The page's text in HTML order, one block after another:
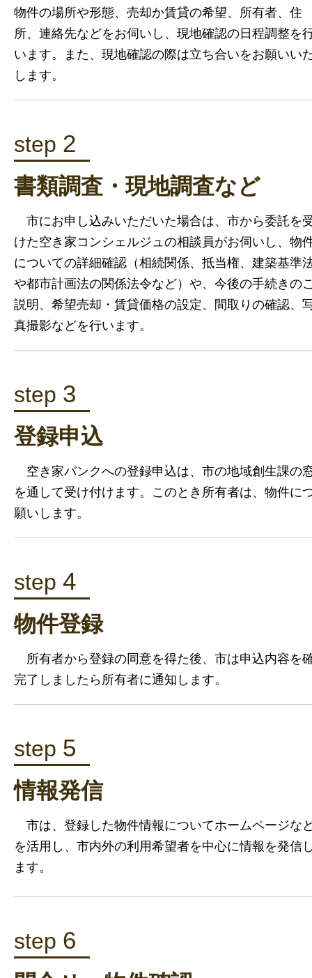
物件の場所や形態、売却か賃貸の希望、所有者、住
所、連絡先などをお伺いし、現地確認の日程調整を
います。また、現地確認の際は立ち合いをお願いい
します。
step 2
書類調査・現地調査など
市にお申し込みいただいた場合は、市から委託を
けた空き家コンシェルジュの相談員がお伺いし、物
についての詳細確認（相続関係、抵当権、建築基準
や都市計画法の関係法令など）や、今後の手続きの
説明、希望売却・賃貸価格の設定、間取りの確認、
真撮影などを行います。
step 3
登録申込
空き家バンクへの登録申込は、市の地域創生課の
を通して受け付けます。このとき所有者は、物件に
願いします。
step 4
物件登録
所有者から登録の同意を得た後、市は申込内容を
完了しましたら所有者に通知します。
step 5
情報発信
市は、登録した物件情報についてホームページな
を活用し、市内外の利用希望者を中心に情報を発信
ます。
step 6